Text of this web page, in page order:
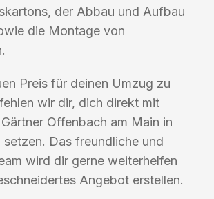
der Abbau und Aufbau
die Montage von
Preis für deinen Umzug zu
wir dir, dich direkt mit
Offenbach am Main in
setzen. Das freundliche und
wird dir gerne weiterhelfen
Angebot erstellen.